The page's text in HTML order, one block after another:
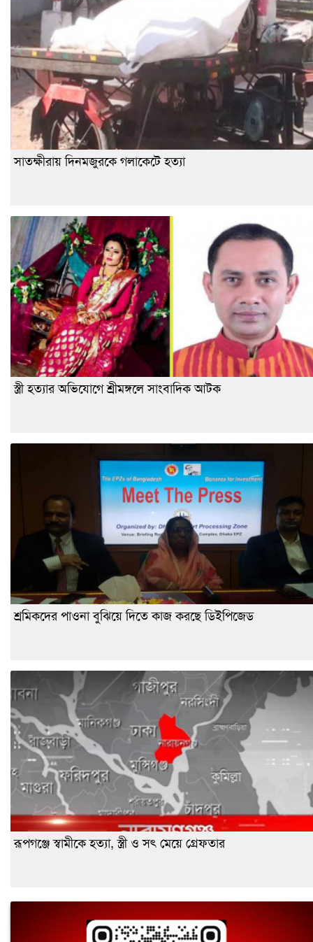
সাতক্ষীরায় দিনমজুরকে গলাকেটে হত্যা
স্ত্রী হত্যার অভিযোগে শ্রীমঙ্গলে সাংবাদিক আটক
শ্রমিকদের পাওনা বুঝিয়ে দিতে কাজ করছে ডিইপিজেড
রূপগঞ্জে স্বামীকে হত্যা, স্ত্রী ও সৎ মেয়ে গ্রেফতার